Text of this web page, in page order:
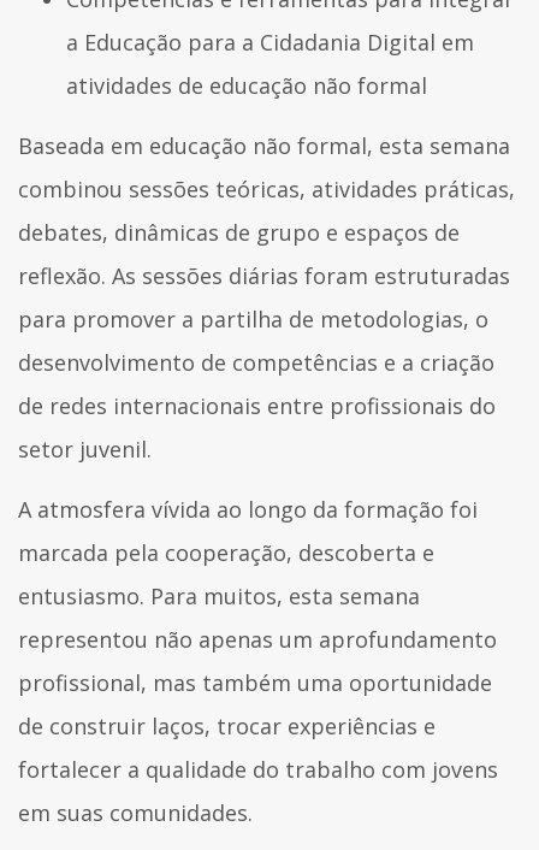
a Educação para a Cidadania Digital em
atividades de educação não formal
Baseada em educação não formal, esta semana
combinou sessões teóricas, atividades práticas,
debates, dinâmicas de grupo e espaços de
reflexão. As sessões diárias foram estruturadas
para promover a partilha de metodologias, o
desenvolvimento de competências e a criação
de redes internacionais entre profissionais do
setor juvenil.
A atmosfera vívida ao longo da formação foi
marcada pela cooperação, descoberta e
entusiasmo. Para muitos, esta semana
representou não apenas um aprofundamento
profissional, mas também uma oportunidade
de construir laços, trocar experiências e
fortalecer a qualidade do trabalho com jovens
em suas comunidades.